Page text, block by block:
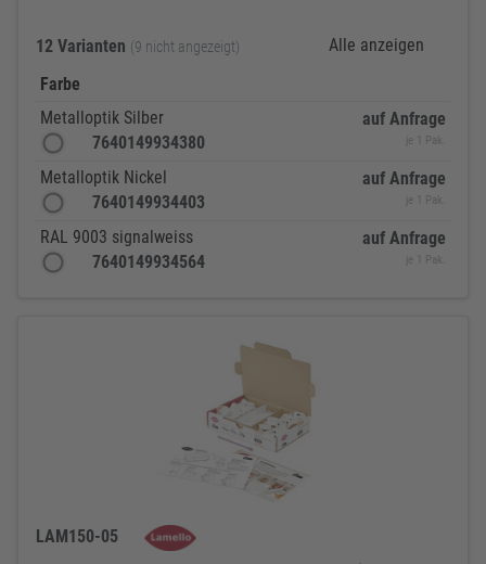
12 Varianten (9 nicht angezeigt)
Alle anzeigen
Farbe
Metalloptik Silber
7640149934380
auf Anfrage
je 1 Pak.
Metalloptik Nickel
7640149934403
auf Anfrage
je 1 Pak.
RAL 9003 signalweiss
7640149934564
auf Anfrage
je 1 Pak.
LAM150-05